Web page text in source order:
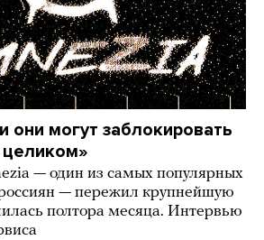
они могут заблокировать
— один из самых популярных
— пережил крупнейшую
полтора месяца. Интервью